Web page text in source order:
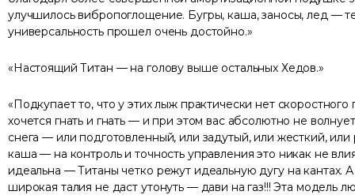
улучшилось вибропоглощение. Бугры, каша, заносы, лед —
универсальность прошел очень достойно.
Настоящий Титан — на голову выше остальных Хедов.
Подкупает то, что у этих лыж практически нет
хочется гнать и гнать — и при этом вас абсолютно не
снега — или подготовленный, или задутый, или жесткий, или
каша — на контроль и точность управления это никак не
идеальна — Титаны четко режут идеальную дугу на кантах.
широкая талия не даст утонуть — дави на газ!!! Эта модель